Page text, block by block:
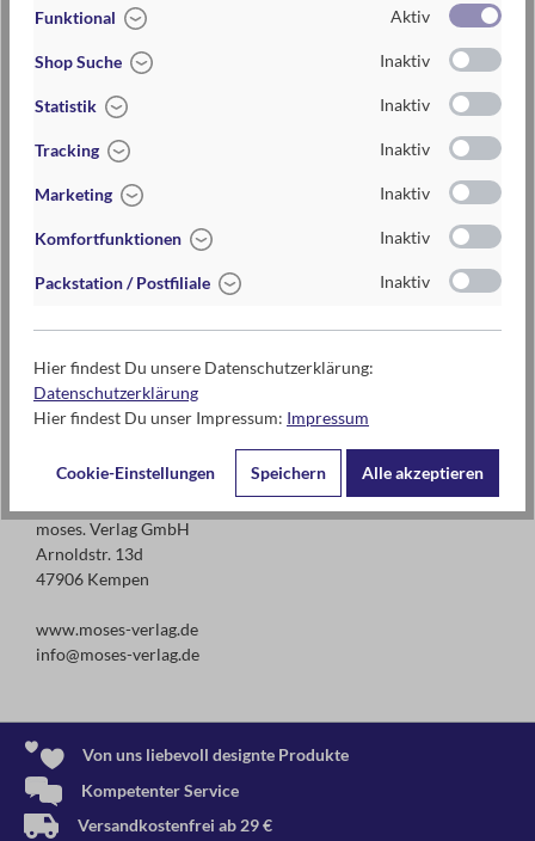
3-5 Jahre
Warnhinweise und weitere Hinweise
Achtung! Nicht geeignet für Kinder unter 3 Jahren.
Vorsicht! Dieses Spielzeug hat funkionsbedingte scharfe
Spitzen. Verletzungsgefahr! Nur unter Aufsicht von
Erwachsenen verwenden!
Kontaktdaten des Herstellers
moses. Verlag GmbH
Arnoldstr. 13d
47906 Kempen
www.moses-verlag.de
info@moses-verlag.de
Von uns liebevoll designte Produkte
Kompetenter Service
Versandkostenfrei ab 29 €
Funktional Aktiv
Shop Suche Inaktiv
Statistik Inaktiv
Tracking Inaktiv
Marketing Inaktiv
Komfortfunktionen Inaktiv
Packstation / Postfiliale Inaktiv
Hier findest Du unsere Datenschutzerklärung:
Datenschutzerklärung
Hier findest Du unser Impressum: Impressum
Cookie-Einstellungen Speichern Alle akzeptieren